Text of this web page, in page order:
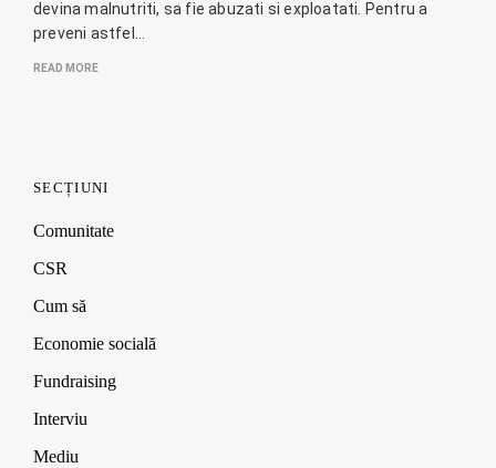
devina malnutriti, sa fie abuzati si exploatati. Pentru a
preveni astfel…
READ MORE
SECȚIUNI
Comunitate
CSR
Cum să
Economie socială
Fundraising
Interviu
Mediu